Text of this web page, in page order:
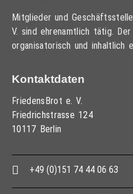
Mitglieder und
V. sind ehrenamtlich tätig.
organisatorisch und inhaltlich
Kontaktdaten
FriedensBrot e. V.
Friedrichstrasse 124
10117 Berlin
+49 (0)151 74 44 06 63